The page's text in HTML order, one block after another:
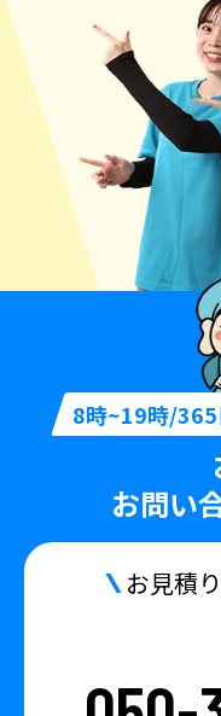
8時~19時/365
お問い
お見積